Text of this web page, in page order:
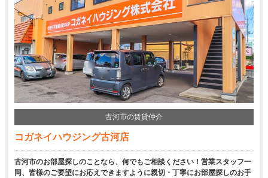
古河市の賃貸仲介
コガネイハウジング古河店
古河市のお部屋探しのことなら、何でもご相談ください！営業スタッフ一
同、皆様のご要望にお応えできますように親切・丁寧にお部屋探しのお手